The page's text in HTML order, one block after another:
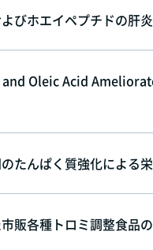
びホエイペプチドの肝炎
Oleic Acid
たんぱく質強化による
販各種トロミ調整食品の